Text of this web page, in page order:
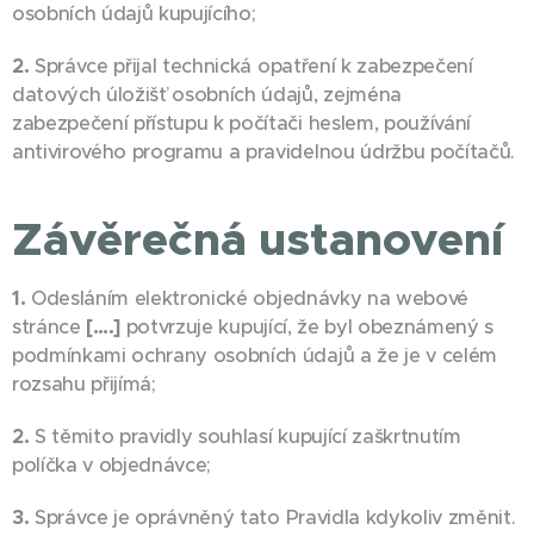
osobních údajů kupujícího;
2. Správce přijal technická opatření k zabezpečení
datových úložišť osobních údajů, zejména
zabezpečení přístupu k počítači heslem, používání
antivirového programu a pravidelnou údržbu počítačů.
Závěrečná ustanovení
1. Odesláním elektronické objednávky na webové
stránce [….] potvrzuje kupující, že byl obeznámený s
podmínkami ochrany osobních údajů a že je v celém
rozsahu přijímá;
2. S těmito pravidly souhlasí kupující zaškrtnutím
políčka v objednávce;
3. Správce je oprávněný tato Pravidla kdykoliv změnit.